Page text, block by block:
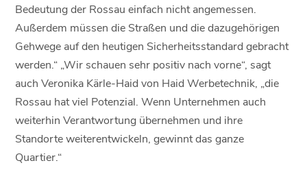
Bedeutung der Rossau einfach nicht angemessen.
Außerdem müssen die Straßen und die dazugehörigen
Gehwege auf den heutigen Sicherheitsstandard gebracht
werden.“ „Wir schauen sehr positiv nach vorne“, sagt
auch Veronika Kärle-Haid von Haid Werbetechnik, „die
Rossau hat viel Potenzial. Wenn Unternehmen auch
weiterhin Verantwortung übernehmen und ihre
Standorte weiterentwickeln, gewinnt das ganze
Quartier.“